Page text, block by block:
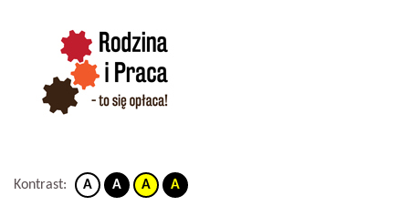
Kontrast: A A A A